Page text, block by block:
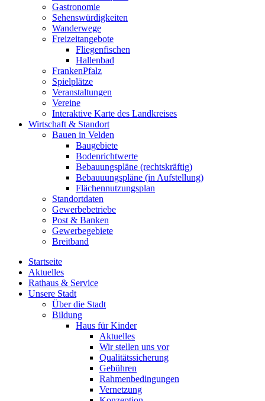
Gastronomie
Sehenswürdigkeiten
Wanderwege
Freizeitangebote
Fliegenfischen
Hallenbad
FrankenPfalz
Spielplätze
Veranstaltungen
Vereine
Interaktive Karte des Landkreises
Wirtschaft & Standort
Bauen in Velden
Baugebiete
Bodenrichtwerte
Bebauungspläne (rechtskräftig)
Bebauuungspläne (in Aufstellung)
Flächennutzungsplan
Standortdaten
Gewerbebetriebe
Post & Banken
Gewerbegebiete
Breitband
Startseite
Aktuelles
Rathaus & Service
Unsere Stadt
Über die Stadt
Bildung
Haus für Kinder
Aktuelles
Wir stellen uns vor
Qualitätssicherung
Gebühren
Rahmenbedingungen
Vernetzung